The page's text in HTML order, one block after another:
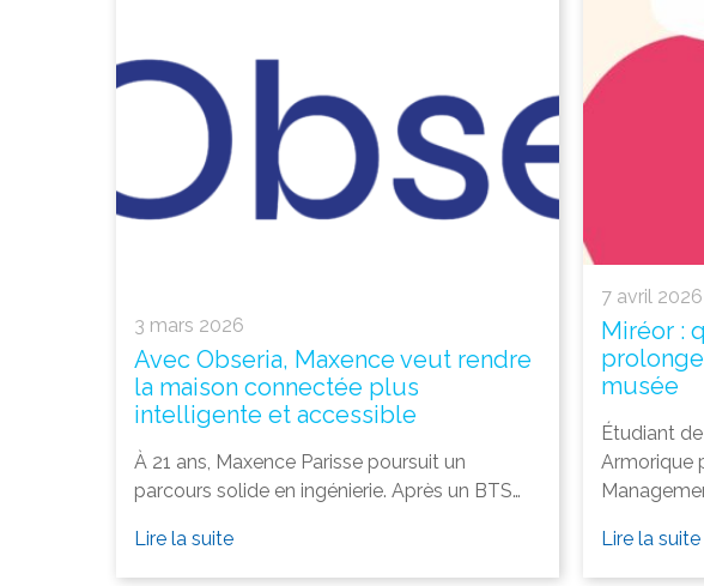
7 avril 2026
Miréor :
musée
Étudiant
Armorique
Lire la suite
3 mars 2026
Avec Obseria, Maxence veut rendre
la maison connectée plus
intelligente et accessible
À 21 ans, Maxence Parisse poursuit un
parcours solide en ingénierie. Après un BTS…
Lire la suite